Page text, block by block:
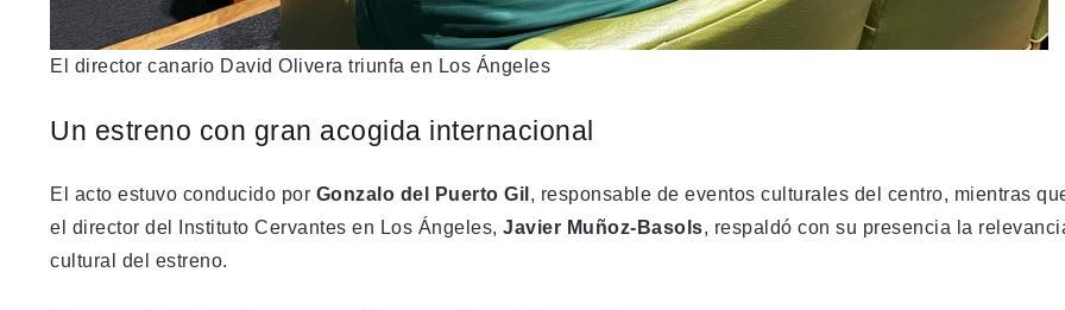
El director canario David Olivera triunfa en Los Ángeles
Un estreno con gran acogida internacional
El acto estuvo conducido por Gonzalo del Puerto Gil , responsable de eventos culturales del centro, mientras
el director del Instituto Cervantes en Los Ángeles, Javier Muñoz-Basols, respaldó con su presencia la
cultural del estreno.